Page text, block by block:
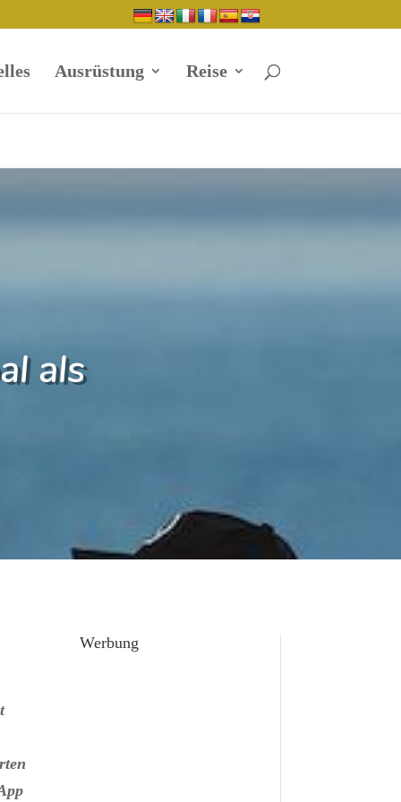
Ausrüstung Reise
als
Werbung